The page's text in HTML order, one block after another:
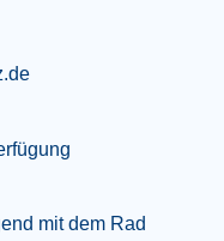
mit dem Rad